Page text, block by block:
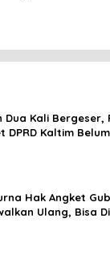
Dua Kali Bergeser,
DPRD Kaltim
Hak Angket
Ulang, Bisa